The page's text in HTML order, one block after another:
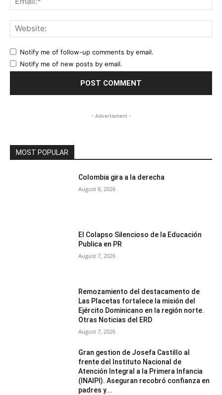
Notify me of follow-up comments by email.
Notify me of new posts by email.
- Advertisment -
MOST POPULAR
Colombia gira a la derecha
August 8, 2026
El Colapso Silencioso de la Educación
Publica en PR
August 7, 2026
Remozamiento del destacamento de
Las Placetas fortalece la misión del
Ejército Dominicano en la región norte.
Otras Noticias del ERD
August 7, 2026
Gran gestion de Josefa Castillo al
frente del Instituto Nacional de
Atención Integral a la Primera Infancia
(INAIPI). Aseguran recobró confianza en
padres y...